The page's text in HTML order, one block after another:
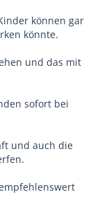
können gar
könnte.
und das mit
sofort bei
und auch die